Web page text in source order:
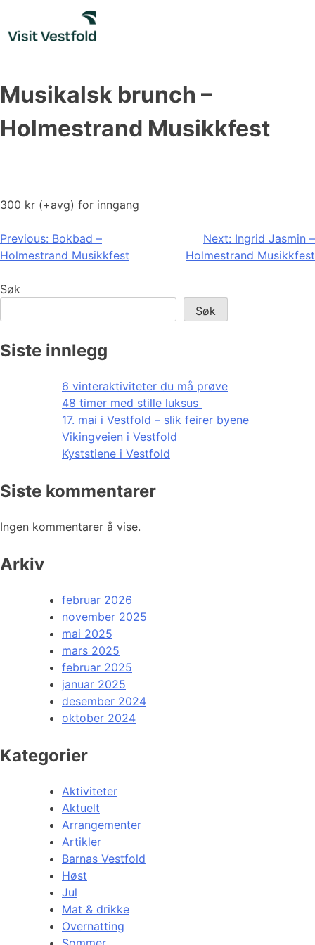
content
Musikalsk brunch –
Holmestrand Musikkfest
300 kr (+avg) for inngang
Innleggsnavigasjon
Previous: Bokbad –
Holmestrand Musikkfest
Next: Ingrid Jasmin –
Holmestrand Musikkfest
Søk
Søk
Siste innlegg
6 vinteraktiviteter du må prøve
48 timer med stille luksus
17. mai i Vestfold – slik feirer byene
Vikingveien i Vestfold
Kyststiene i Vestfold
Siste kommentarer
Ingen kommentarer å vise.
Arkiv
februar 2026
november 2025
mai 2025
mars 2025
februar 2025
januar 2025
desember 2024
oktober 2024
Kategorier
Aktiviteter
Aktuelt
Arrangementer
Artikler
Barnas Vestfold
Høst
Jul
Mat & drikke
Overnatting